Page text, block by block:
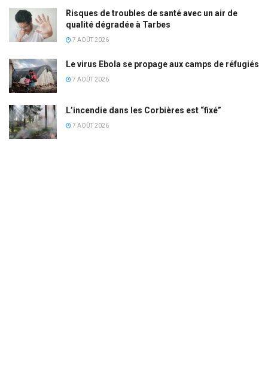
Risques de troubles de santé avec un air de
qualité dégradée à Tarbes
7 AOÛT 2026
Le virus Ebola se propage aux camps de réfugiés
7 AOÛT 2026
L’incendie dans les Corbières est “fixé”
7 AOÛT 2026